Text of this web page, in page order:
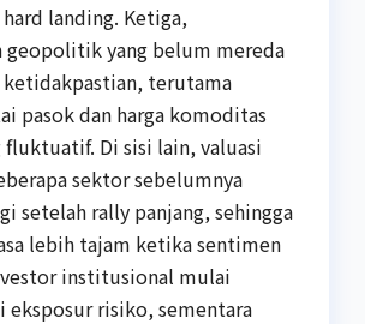
landing. Ketiga,
geopolitik yang belum mereda
ketidakpastian, terutama
pasok dan harga komoditas
fluktuatif. Di sisi lain, valuasi
sektor sebelumnya
setelah rally panjang, sehingga
lebih tajam ketika sentimen
institusional mulai
eksposur risiko, sementara